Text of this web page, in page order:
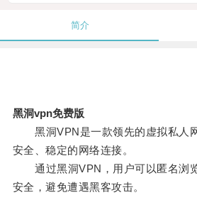
简介
黑洞vpn免费版
黑洞VPN是一款领先的虚拟私人
安全、稳定的网络连接。
通过黑洞VPN，用户可以匿名浏
安全，避免遭遇黑客攻击。